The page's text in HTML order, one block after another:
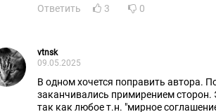
Ответить
3 0
vtnsk
09.05.2025
В одном хочется поправить автора.
заканчивались примирением
так как любое т.н. "мирное